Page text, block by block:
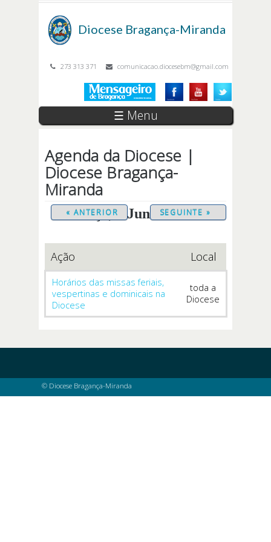
Diocese Bragança-Miranda
273 313 371 comunicacao.diocesebm@gmail.com
☰ Menu
Agenda da Diocese |
Diocese Bragança-
Miranda
Terça, 9 Junho 2026
« ANTERIOR SEGUINTE »
Ação Local
Horários das missas feriais,
vespertinas e dominicais na
Diocese
toda a
Diocese
© Diocese Bragança-Miranda